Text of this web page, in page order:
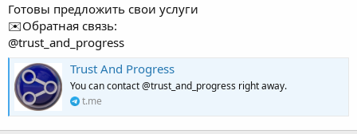
Готовы предложить свои услуги
✉️Обратная связь:
@trust_and_progress
Trust And Progress
You can contact @trust_and_progress right away.
t.me